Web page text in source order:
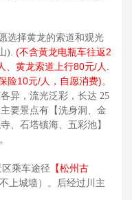
选择黄龙的索道和观光
). (不含黄龙电瓶车往返2
黄龙索道上行80元/人.
险10元/人，自愿消费)。
异，流光泛彩，长达 25
要景点有【洗身洞、金
、石塔镇海、五彩池】
乘车途径 【松州古
上城墙）。后经过川主